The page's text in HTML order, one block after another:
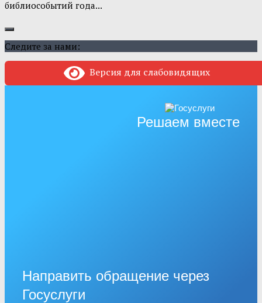
библиособытий года...
Следите за нами:
Версия для слабовидящих
Решаем вместе
Направить обращение через
Госуслуги